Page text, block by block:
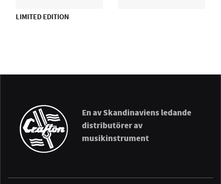
LIMITED EDITION
En av Skandinaviens ledande
distributörer av
musikinstrument